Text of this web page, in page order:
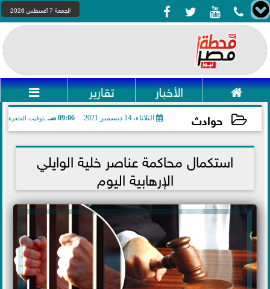
    الجمعة 7 أغسطس 2026
 الأخبار تقارير 
حوادث الثلاثاء، 14 ديسمبر 2021 09:06 صـ بتوقيت القاهرة
2021-12-14 09:06:15استكمال محاكمة عناصر خلية الوايلي
الإرهابية اليوم